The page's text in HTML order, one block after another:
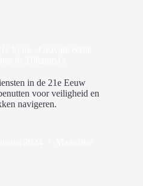
in de 21e Eeuw
voor veiligheid en
navigeren.